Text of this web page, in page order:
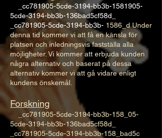
_cc781905-5cde-3194-bb3b-1581905-
5cde-3194-bb3b-136bad5cf58d_
_cc781905-5cde-3194-bb3b- 1586_d Under
denna tid kommer vi att få en känsla för
platsen och inledningsvis fastställa alla
möjligheter. Vi kommer att erbjuda kunden
några alternativ och baserat på dessa
alternativ kommer vi att gå vidare enligt
kundens önskemål.
Forskning
_cc781905-5cde-3194-bb3b-158_05-
5cde-3194-bb3b-136bad5cf58d_
_cc781905-5cde-3194-bb3b-158_bad5c